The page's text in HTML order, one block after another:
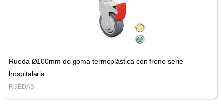
Rueda Ø100mm de goma termoplástica con freno serie
hospitalaria
RUEDAS